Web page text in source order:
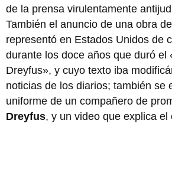
de la prensa virulentamente
También el anuncio de una obra
representó en Estados Unidos de
durante los doce años que duró el
Dreyfus», y cuyo texto iba
noticias de los diarios; también se
uniforme de un compañero de
Dreyfus, y un video que explica el